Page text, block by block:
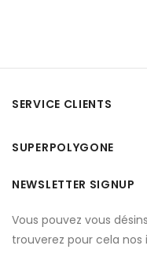
SERVICE CLIENTS
SUPERPOLYGONE
NEWSLETTER SIGNUP
Vous pouvez vous
trouverez pour cela